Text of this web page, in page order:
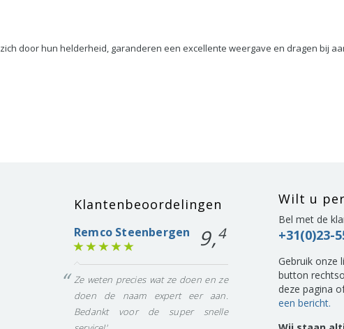
door hun helderheid, garanderen een excellente weergave en dragen bij
Klantenbeoordelingen
Remco Steenbergen 9,4
Ze weten precies wat ze doen en ze
doen de naam expert eer aan.
Bedankt voor de super snelle
Wilt u
Bel met de
+31(0)23-
Gebruik onze
button
deze pagina
een bericht.